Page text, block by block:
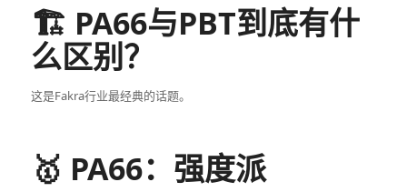
🏗️ PA66与PBT到底有什
么区别？
这是Fakra行业最经典的话题。
🥇 PA66：强度派